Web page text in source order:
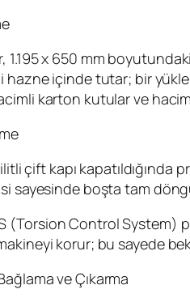
1.195 x 650 mm
hazne içinde tutar; bir
karton kutular ve
çift kapı
sayesinde boşta tam döngü
(Torsion Control System)
korur; bu sayede
ve Çıkarma